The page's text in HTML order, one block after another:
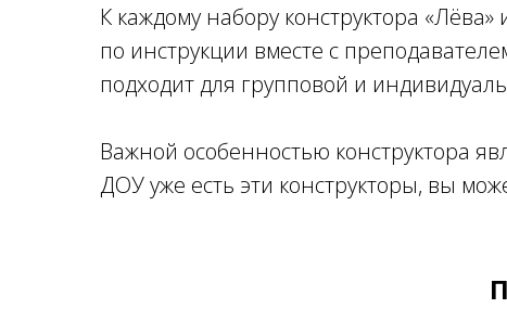
К каждому набору конструктора
по инструкции вместе с
подходит для групповой и
Важной особенностью конструктора
ДОУ уже есть эти конструкторы, вы